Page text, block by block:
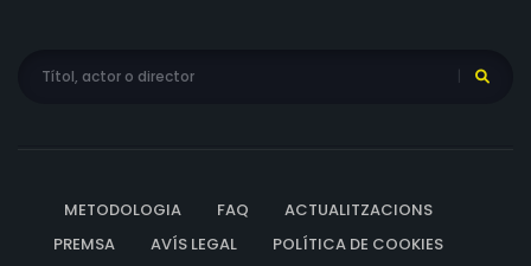
METODOLOGIA FAQ
ACTUALITZACIONS
PREMSA
AVÍS LEGAL
POLÍTICA DE COOKIES